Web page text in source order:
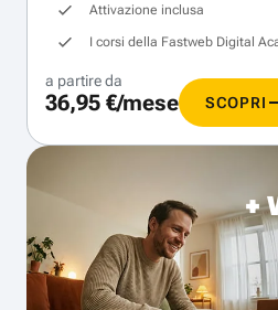
Attivazione inclusa
I corsi della Fastweb Digital
a partire da
36,95 €/mese SCOPRI
+